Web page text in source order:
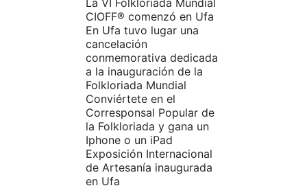
La VI Folkloriada Mundial
CIOFF®️ comenzó en Ufa
En Ufa tuvo lugar una
cancelación
conmemorativa dedicada
a la inauguración de la
Folkloriada Mundial
Conviértete en el
Corresponsal Popular de
la Folkloriada y gana un
Iphone o un iPad
Exposición Internacional
de Artesanía inaugurada
en Ufa